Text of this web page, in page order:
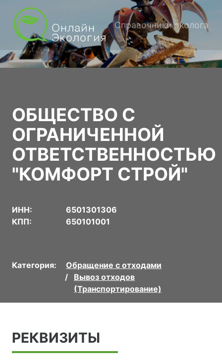
Справочники эколога
ОБЩЕСТВО С
ОГРАНИЧЕННОЙ
ОТВЕТСТВЕННОСТЬЮ
"КОМФОРТ СТРОЙ"
ИНН:
6501301306
КПП:
650101001
Категория:
Обращение с отходами
Вывоз отходов
(Транспортирование)
РЕКВИЗИТЫ